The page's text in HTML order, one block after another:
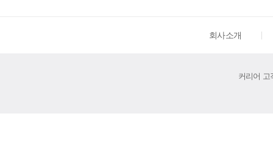
회사소개
커리어 고